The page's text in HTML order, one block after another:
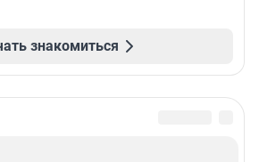
знакомиться